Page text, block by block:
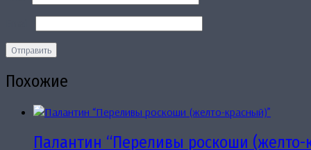
Похожие
Палантин “Переливы роскоши (желто-